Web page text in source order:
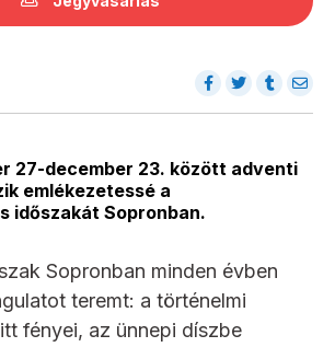
27-december 23. között adventi
emlékezetessé a
időszakát Sopronban.
Sopronban minden évben
teremt: a történelmi
fényei, az ünnepi díszbe